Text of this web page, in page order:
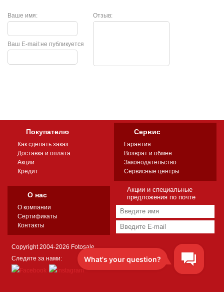
Ваше имя: Отзыв:
не публикуется
Ваш E-mail:
Покупателю
Как сделать заказ
Доставка и оплата
Акции
Кредит
Сервис
Гарантия
Возврат и обмен
Законодательство
Сервисные центры
О нас
О компании
Сертификаты
Контакты
Акции и специальные
предложения по почте
Copyright 2004-2026 Fotosale
Следите за нами: